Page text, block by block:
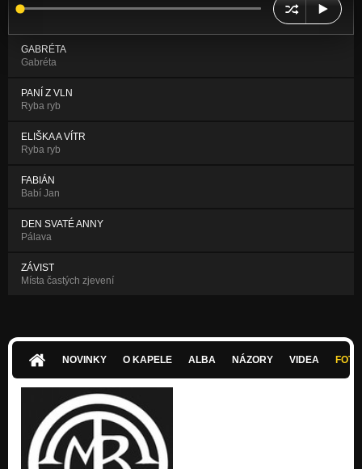
GABRÉTA
Gabréta
PANÍ Z VLN
Ryba ryb
ELIŠKA A VÍTR
Ryba ryb
FABIÁN
Babí Jan
DEN SVATÉ ANNY
Pálava
ZÁVIST
Místa častých zjevení
NOVINKY O KAPELE ALBA NÁZORY VIDEA